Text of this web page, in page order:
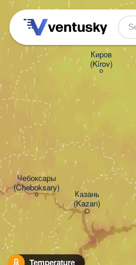
Temperature
Казань
(Kazan)
Киров
(Kirov)
Чебоксары
(Cheboksary)